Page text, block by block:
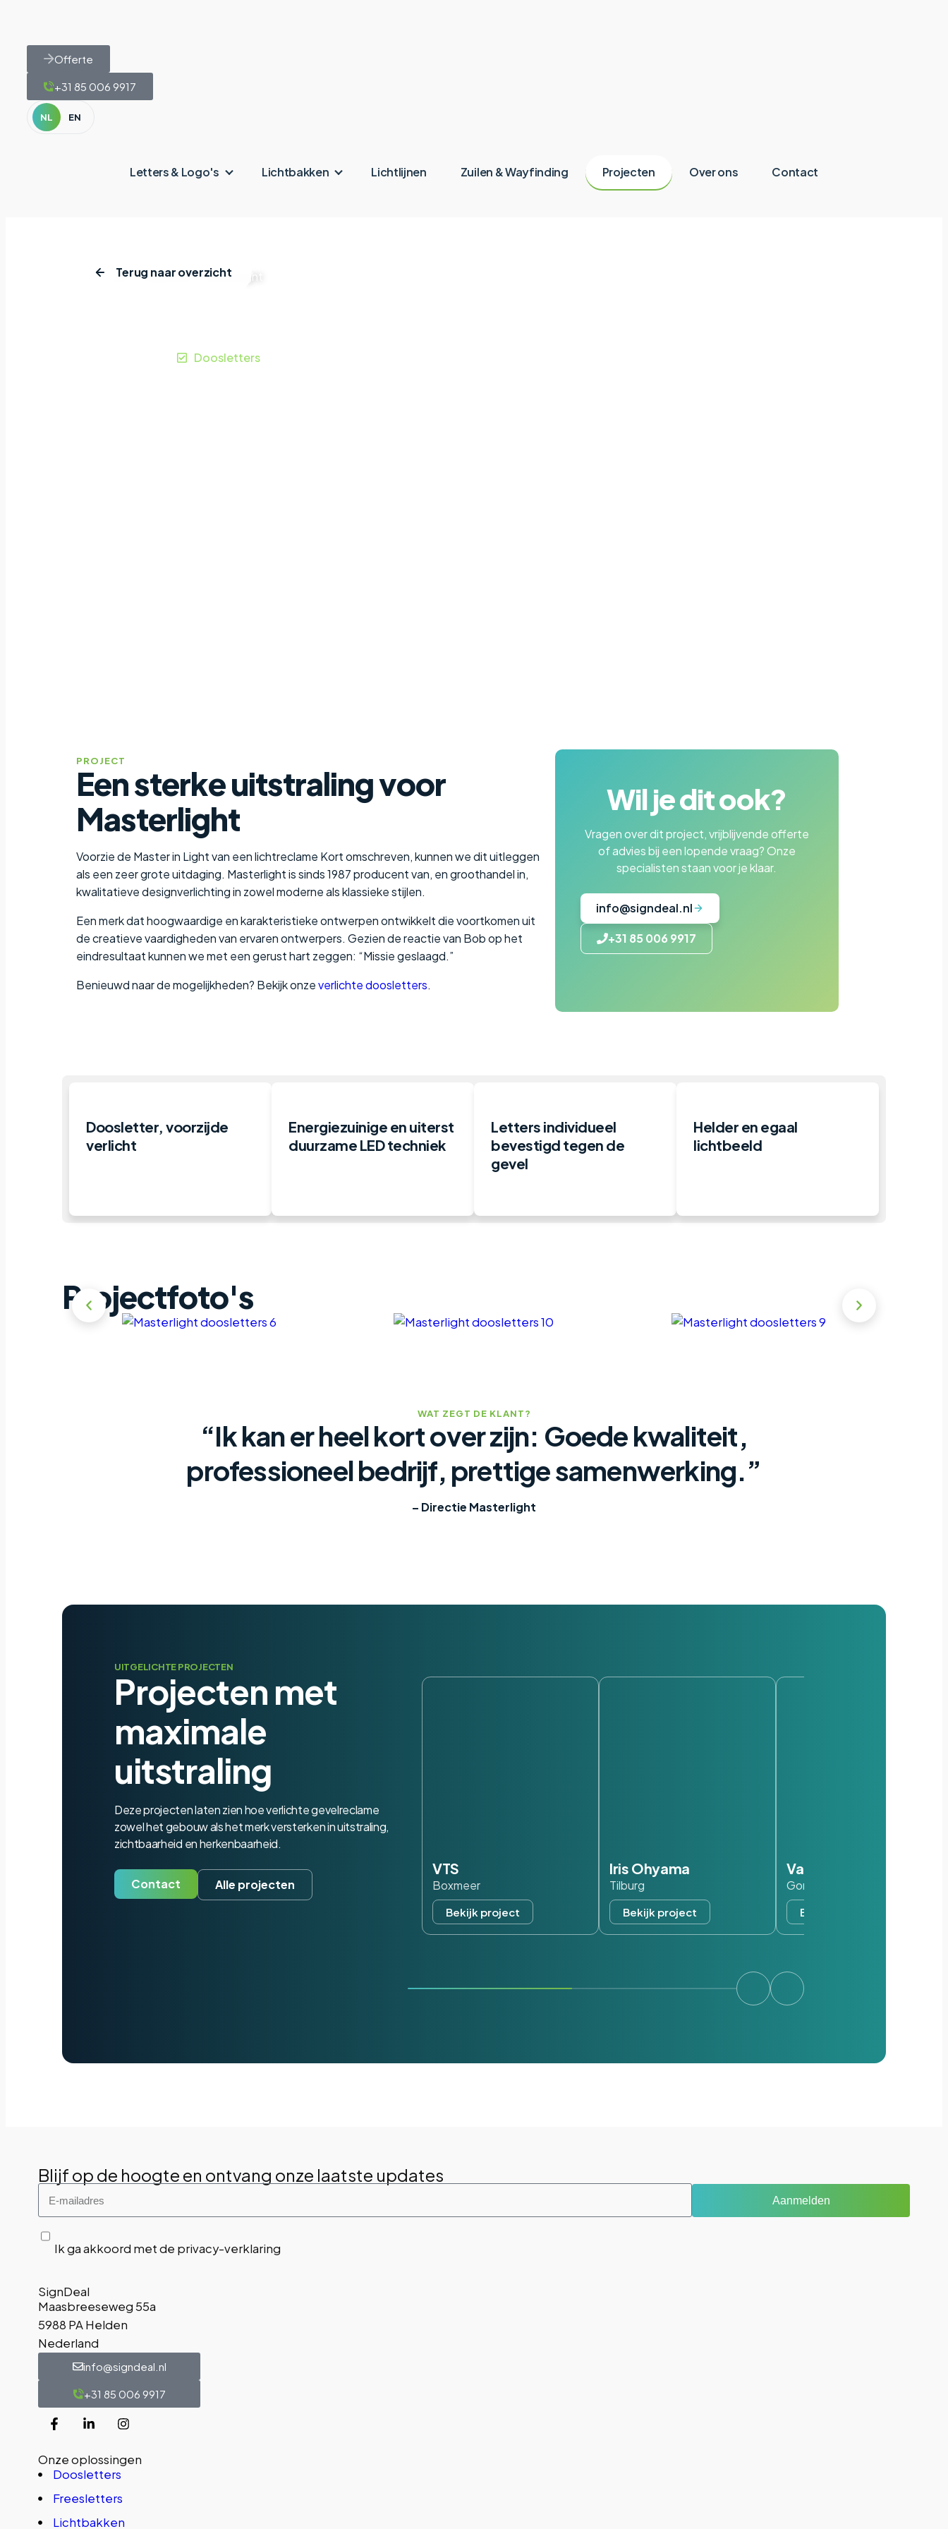
Offerte
+31 85 006 9917
NL EN
Letters & Logo's Lichtbakken Lichtlijnen Zuilen & Wayfinding Projecten Over ons Contact
Terug naar overzicht
Home|Projecten|Masterlight
Doosletters
PROJECT
Een sterke uitstraling voor
Masterlight
Voorzie de Master in Light van een lichtreclame Kort omschreven, kunnen we dit uitleggen
als een zeer grote uitdaging. Masterlight is sinds 1987 producent van, en groothandel in,
kwalitatieve designverlichting in zowel moderne als klassieke stijlen.
Een merk dat hoogwaardige en karakteristieke ontwerpen ontwikkelt die voortkomen uit
de creatieve vaardigheden van ervaren ontwerpers. Gezien de reactie van Bob op het
eindresultaat kunnen we met een gerust hart zeggen: “Missie geslaagd.”
Benieuwd naar de mogelijkheden? Bekijk onzeverlichte doosletters.
Wil je dit ook?
Vragen over dit project, vrijblijvende offerte
of advies bij een lopende vraag? Onze
specialisten staan voor je klaar.
info@signdeal.nl
+31 85 006 9917
Doosletter, voorzijde
verlicht
Energiezuinige en uiterst
duurzame LED techniek
Letters individueel
bevestigd tegen de
gevel
Helder en egaal
lichtbeeld
Projectfoto's
WAT ZEGT DE KLANT?
“Ik kan er heel kort over zijn: Goede kwaliteit,
professioneel bedrijf, prettige samenwerking.”
– Directie Masterlight
UITGELICHTE PROJECTEN
Projecten met
maximale
uitstraling
Deze projecten laten zien hoe verlichte gevelreclame
zowel het gebouw als het merk versterken in uitstraling,
zichtbaarheid en herkenbaarheid.
Contact Alle projecten
VTS
Boxmeer
Bekijk project
Iris Ohyama
Tilburg
Bekijk project
Van der Valk
Gorinchem
Bekijk project
Blijf op de hoogte en ontvang onze laatste updates
Ik ga akkoord met de privacy-verklaring
Aanmelden
SignDeal
Maasbreeseweg 55a
5988 PA Helden
Nederland
info@signdeal.nl
+31 85 006 9917
Onze oplossingen
Doosletters
Freesletters
Lichtbakken